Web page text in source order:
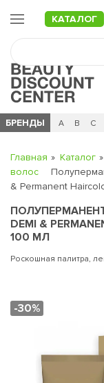
КАТАЛОГ
БРЕНДЫ
Ч 0 - 9 A B C
Главная Каталог
волос
& Permanent
DEMI &
100 МЛ
Роскошная палитра,
-30%